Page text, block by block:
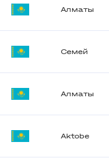
Алматы
Семей
Алматы
Aktobe